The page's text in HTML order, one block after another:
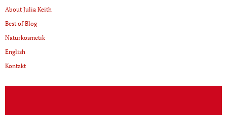
About Julia Keith
Best of Blog
Naturkosmetik
English
Kontakt